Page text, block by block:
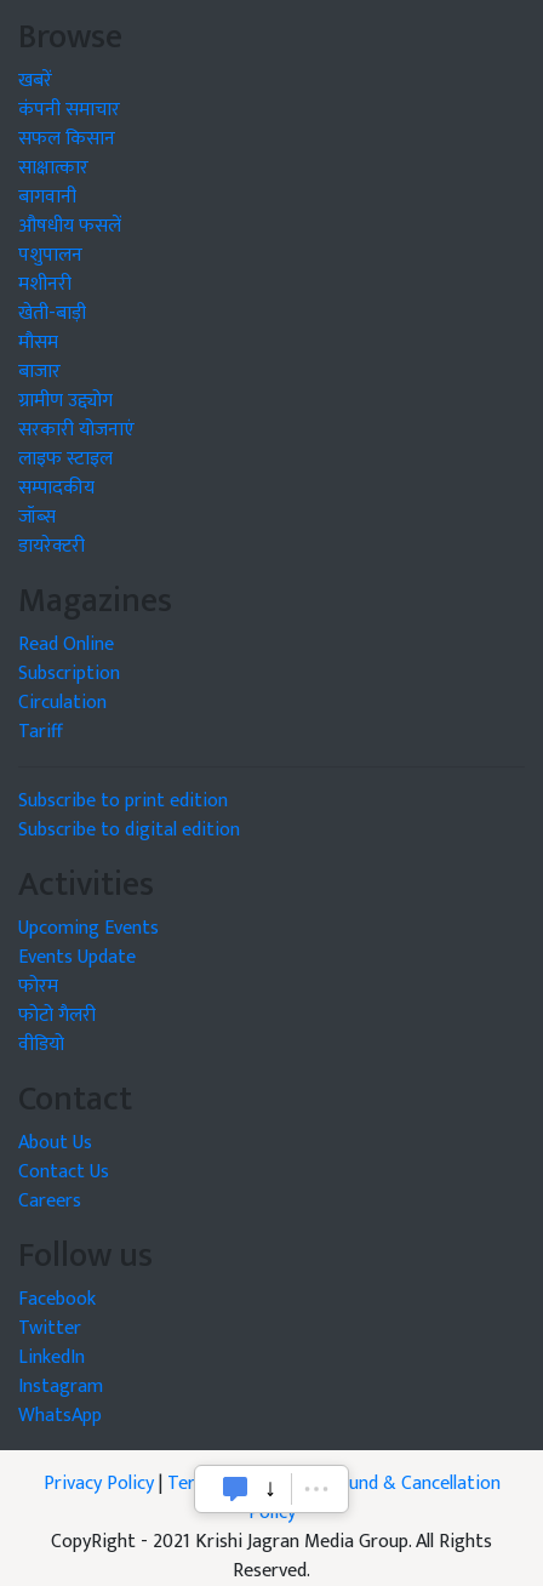
Browse
खबरें
कंपनी समाचार
सफल किसान
साक्षात्कार
बागवानी
औषधीय फसलें
पशुपालन
मशीनरी
खेती-बाड़ी
मौसम
बाजार
ग्रामीण उद्द्योग
सरकारी योजनाएं
लाइफ स्टाइल
सम्पादकीय
जॉब्स
डायरेक्टरी
Magazines
Read Online
Subscription
Circulation
Tariff
Subscribe to print edition
Subscribe to digital edition
Activities
Upcoming Events
Events Update
फोरम
फोटो गैलरी
वीडियो
Contact
About Us
Contact Us
Careers
Follow us
Facebook
Twitter
LinkedIn
Instagram
WhatsApp
Privacy Policy|Terms of Service|Refund & Cancellation
Policy
CopyRight - 2021 Krishi Jagran Media Group. All Rights
Reserved.